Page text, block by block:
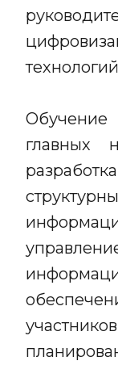
главных